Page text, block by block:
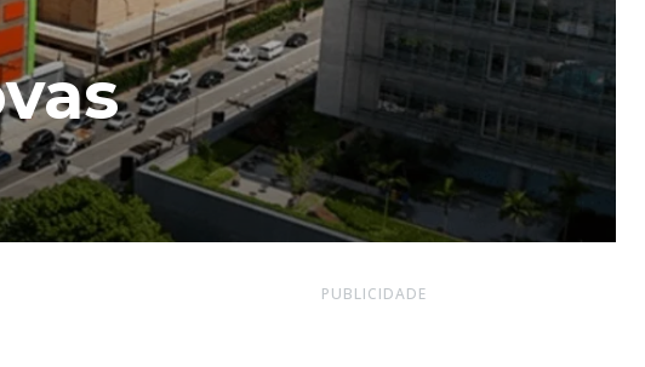
PUBLICIDADE